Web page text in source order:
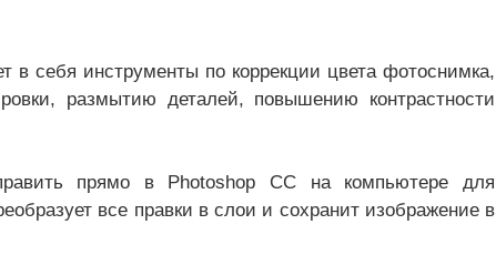
в себя инструменты по коррекции цвета фотоснимка,
размытию деталей, повышению контрастности
прямо в Photoshop CC на компьютере для
все правки в слои и сохранит изображение в